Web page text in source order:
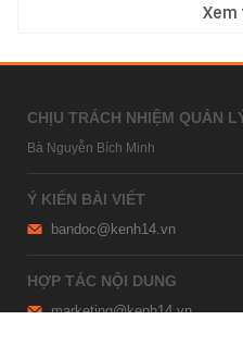
Xem
CHỊU TRÁCH NHIỆM QUẢN
Bà Nguyễn Bích Minh
Ý KIẾN BÀI VIẾT
bandoc@kenh14.vn
HỢP TÁC NỘI DUNG
marketing@kenh14.vn